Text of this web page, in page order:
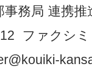
事務局 連携推
ファクシ